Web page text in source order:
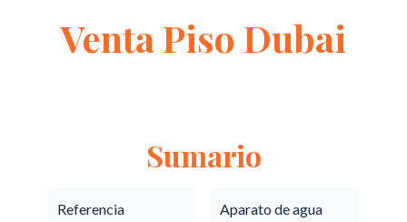
Venta Piso Dubai
Sumario
Referencia
Aparato de agua